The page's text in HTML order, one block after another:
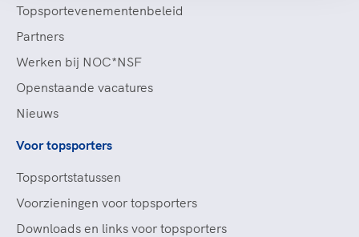
Topsportevenementenbeleid
Partners
Werken bij NOC*NSF
Openstaande vacatures
Nieuws
Voor topsporters
Topsportstatussen
Voorzieningen voor topsporters
Downloads en links voor topsporters